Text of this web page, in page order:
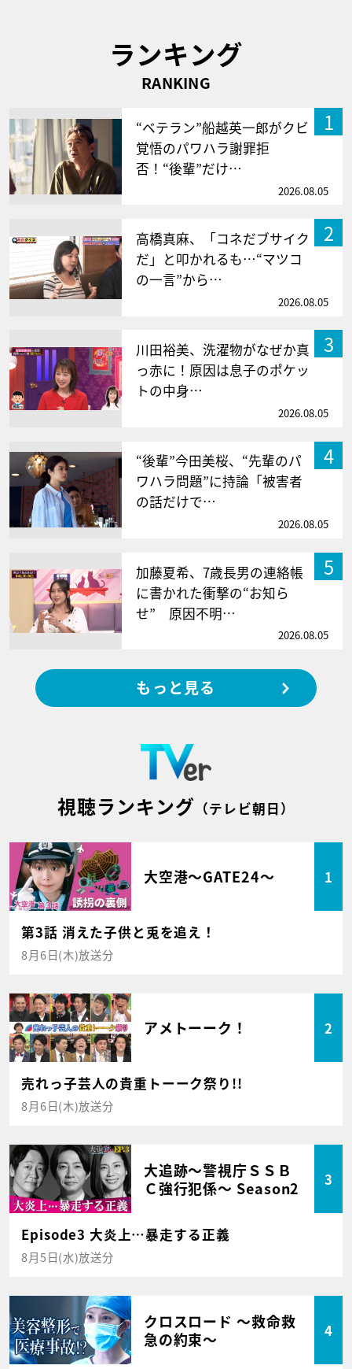
ランキング
RANKING
1
“ベテラン”船越英一郎がクビ
覚悟のパワハラ謝罪拒
否！“後輩”だけ…
2026.08.05
2
高橋真麻、「コネだブサイク
だ」と叩かれるも…“マツコ
の一言”から…
2026.08.05
3
川田裕美、洗濯物がなぜか真
っ赤に！原因は息子のポケッ
トの中身…
2026.08.05
4
“後輩”今田美桜、“先輩のパ
ワハラ問題”に持論「被害者
の話だけで…
2026.08.05
5
加藤夏希、7歳長男の連絡帳
に書かれた衝撃の“お知ら
せ” 原因不明…
2026.08.05
もっと見る
視聴ランキング （テレビ朝日）
大空港～GATE24～ 1
第3話 消えた子供と兎を追え！
8月6日(木)放送分
アメトーーク！ 2
売れっ子芸人の貴重トーーク祭り!!
8月6日(木)放送分
大追跡～警視庁ＳＳＢ
Ｃ強行犯係～ Season2
3
Episode3 大炎上…暴走する正義
8月5日(水)放送分
クロスロード ～救命救
急の約束～
4